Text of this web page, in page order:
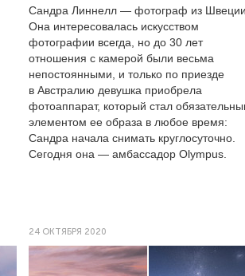
Сандра Линнелл — фотограф из Швеции.
Она интересовалась искусством
фотографии всегда, но до 30 лет
отношения с камерой были весьма
непостоянными, и только по приезде
в Австралию девушка приобрела
фотоаппарат, который стал
элементом ее образа в любое время:
Сандра начала снимать круглосуточно.
Сегодня она — амбассадор Olympus.
24 ОКТЯБРЯ 2020